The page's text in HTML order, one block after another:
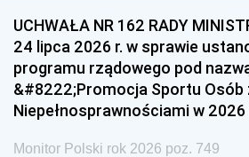
UCHWAŁA NR 162 RADY
24 lipca 2026 r. w sprawie
programu rządowego pod
&#8222;Promocja Sportu Osób
Niepełnosprawnościami w
Monitor Polski rok 2026 poz. 749